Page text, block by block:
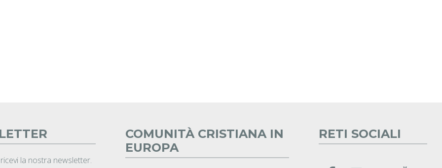
la nostra newsletter.
COMUNITÀ CRISTIANA IN
EUROPA
RETI SOCIALI